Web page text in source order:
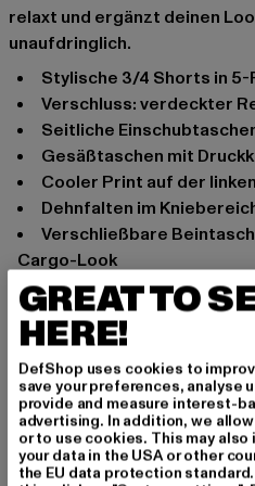
relaxt und ergänzt deinen
unaufdringlich.
stylische 3/4 Shorts in
Verschluss: verdeckter
seitliche
Gesäßtaschen mit
cooler Print auf der
Dehnfalten im
verschließbare Beintaschen für den typischen
Cargo-Look
Tunnelzug im Bund und Beinsaum zur
Passformregulierung
weiches Material bietet
Anlass: Alltag, Basic
Marke: Brandit
Kat.: Shorts
Farbe: grau
Hersteller Farbe: charcoal
GREAT TO
HERE!
DefShop uses cookies to
save your preferences, analyse
provide and measure interest-
advertising. In addition, we
or to use cookies. This may
your data in the USA or other
the EU data protection